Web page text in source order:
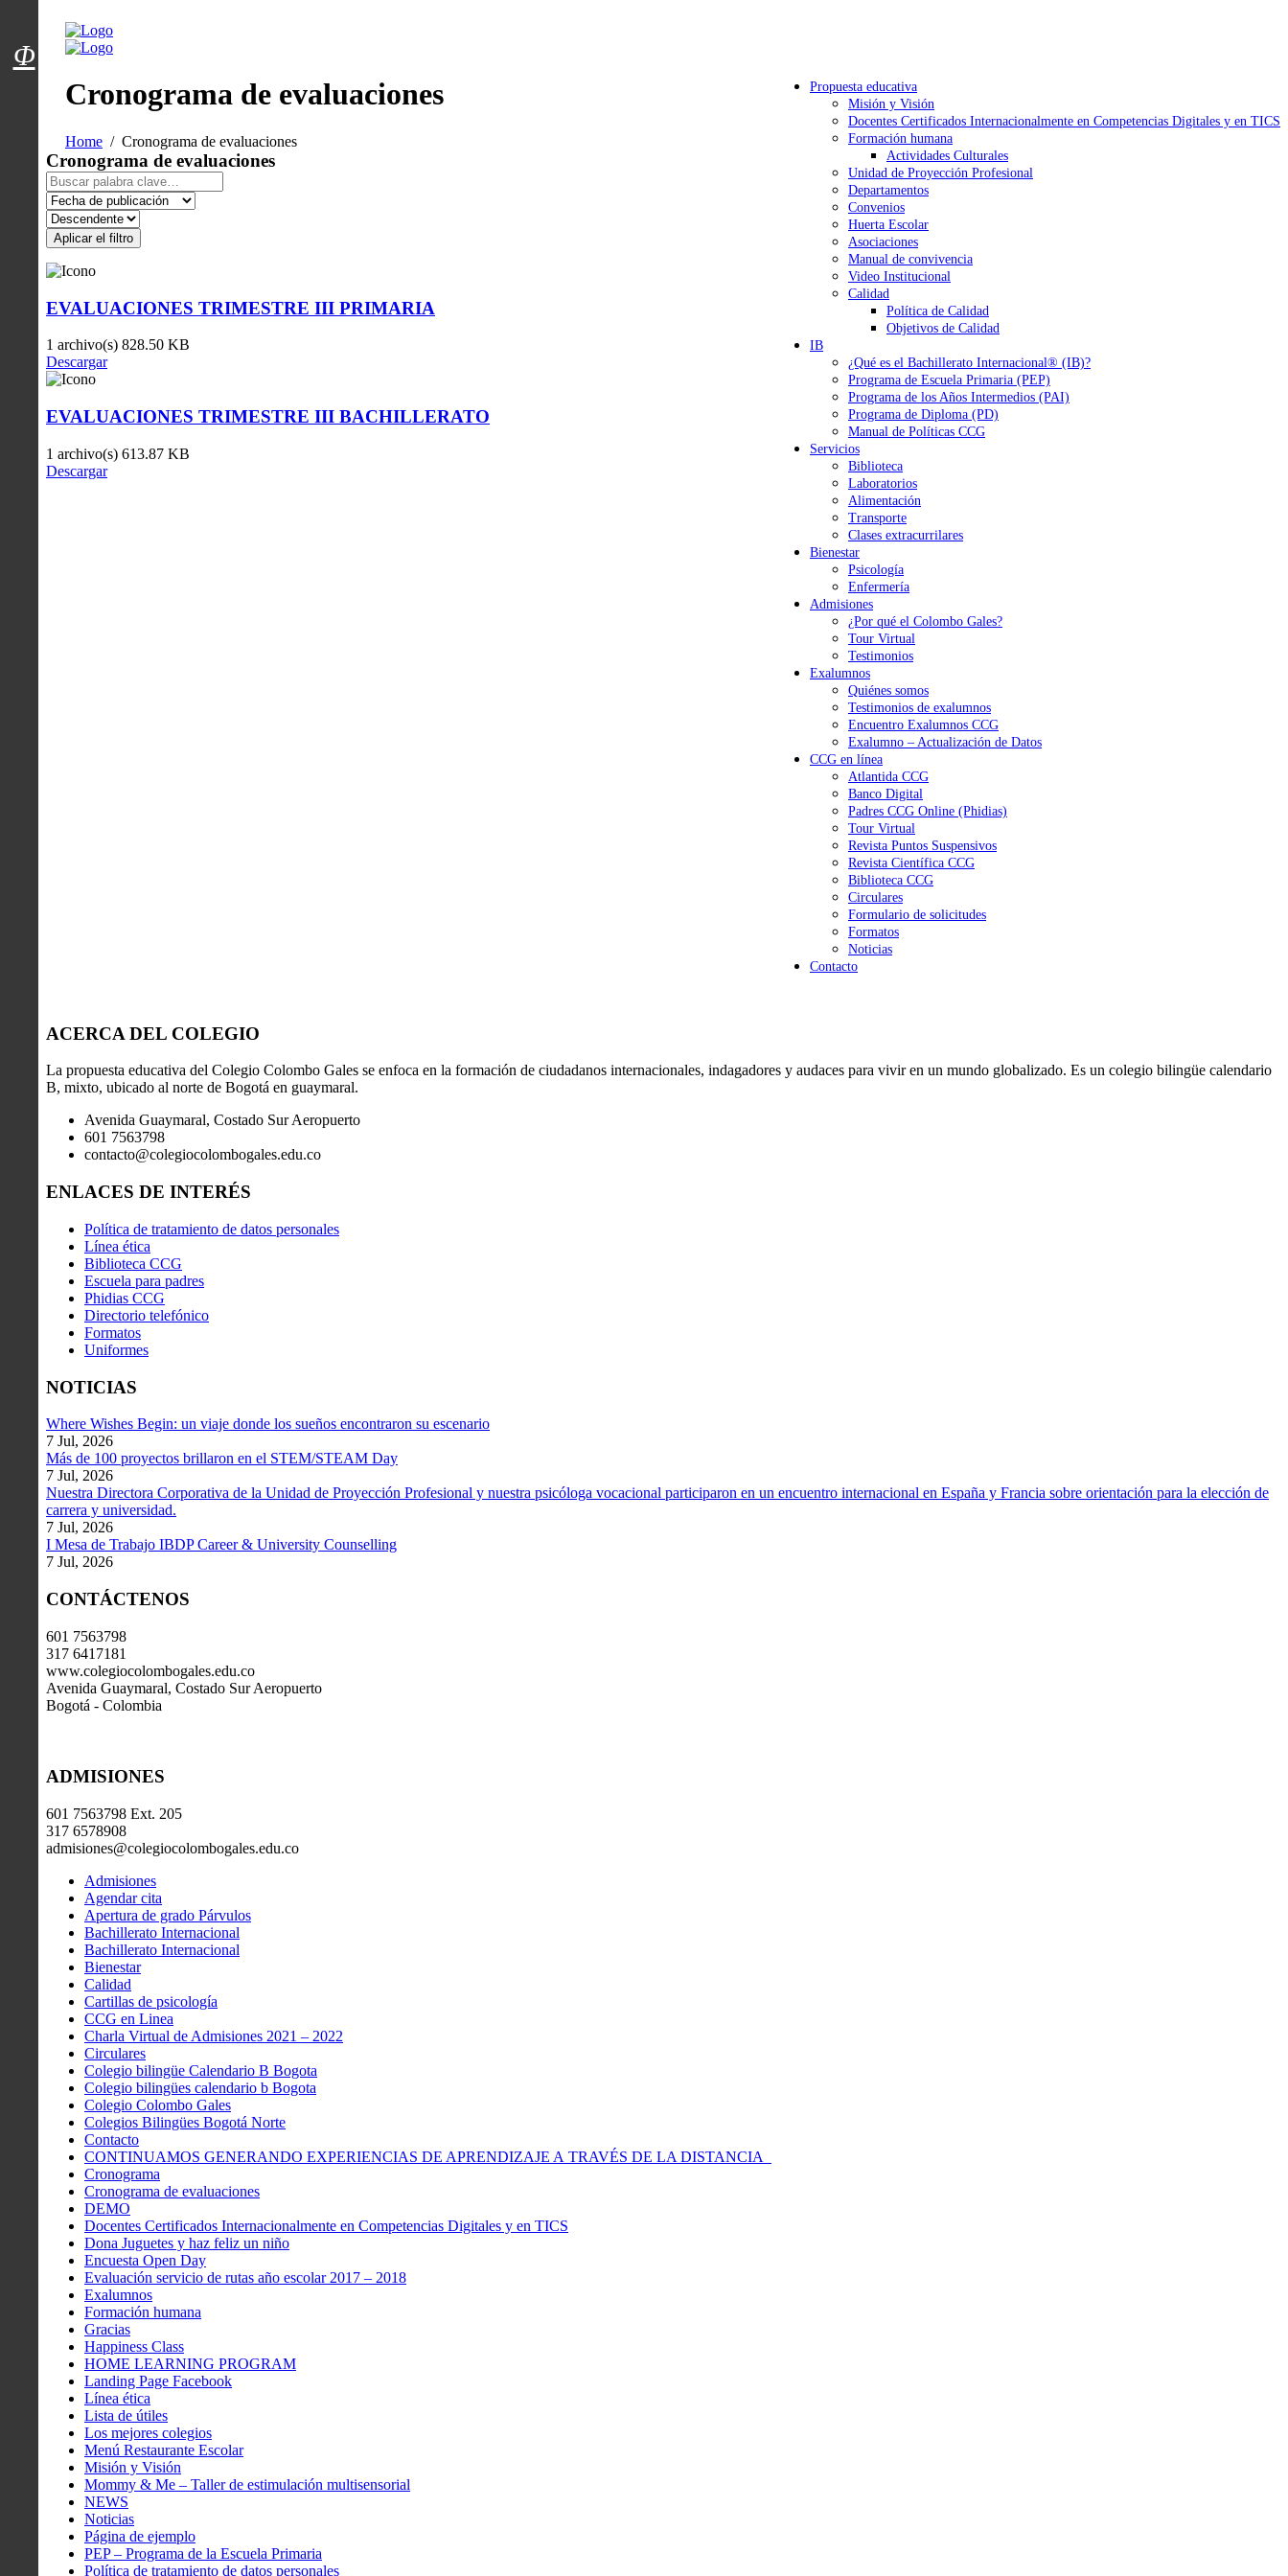
Menú usuarios
Propuesta educativa
Misión y Visión
Docentes Certificados Internacionalmente en Competencias Digitales y en TICS
Formación humana
Actividades Culturales
Unidad de Proyección Profesional
Departamentos
Convenios
Huerta Escolar
Asociaciones
Manual de convivencia
Video Institucional
Calidad
Política de Calidad
Objetivos de Calidad
IB
¿Qué es el Bachillerato Internacional® (IB)?
Programa de Escuela Primaria (PEP)
Programa de los Años Intermedios (PAI)
Programa de Diploma (PD)
Manual de Políticas CCG
Servicios
Biblioteca
Laboratorios
Alimentación
Transporte
Clases extracurrilares
Bienestar
Psicología
Enfermería
Admisiones
¿Por qué el Colombo Gales?
Tour Virtual
Testimonios
Exalumnos
Quiénes somos
Testimonios de exalumnos
Encuentro Exalumnos CCG
Exalumno – Actualización de Datos
CCG en línea
Atlantida CCG
Banco Digital
Padres CCG Online (Phidias)
Tour Virtual
Revista Puntos Suspensivos
Revista Científica CCG
Biblioteca CCG
Circulares
Formulario de solicitudes
Formatos
Noticias
Contacto
Cronograma de evaluaciones
Home Cronograma de evaluaciones
Cronograma de evaluaciones
Aplicar el filtro
EVALUACIONES TRIMESTRE III PRIMARIA
1 archivo(s) 828.50 KB
Descargar
EVALUACIONES TRIMESTRE III BACHILLERATO
1 archivo(s) 613.87 KB
Descargar
ACERCA DEL COLEGIO
La propuesta educativa del Colegio Colombo Gales se enfoca en la formación de ciudadanos internacionales, indagadores y audaces para vivir en un mundo globalizado. Es un colegio bilingüe calendario
B, mixto, ubicado al norte de Bogotá en guaymaral.
Avenida Guaymaral, Costado Sur Aeropuerto
601 7563798
contacto@colegiocolombogales.edu.co
ENLACES DE INTERÉS
Política de tratamiento de datos personales
Línea ética
Biblioteca CCG
Escuela para padres
Phidias CCG
Directorio telefónico
Formatos
Uniformes
NOTICIAS
Where Wishes Begin: un viaje donde los sueños encontraron su escenario
7 Jul, 2026
Más de 100 proyectos brillaron en el STEM/STEAM Day
7 Jul, 2026
Nuestra Directora Corporativa de la Unidad de Proyección Profesional y nuestra psicóloga vocacional participaron en un encuentro internacional en España y Francia sobre orientación para la elección de
carrera y universidad.
7 Jul, 2026
I Mesa de Trabajo IBDP Career & University Counselling
7 Jul, 2026
CONTÁCTENOS
601 7563798
317 6417181
www.colegiocolombogales.edu.co
Avenida Guaymaral, Costado Sur Aeropuerto
Bogotá - Colombia
ADMISIONES
601 7563798 Ext. 205
317 6578908
admisiones@colegiocolombogales.edu.co
Admisiones
Agendar cita
Apertura de grado Párvulos
Bachillerato Internacional
Bachillerato Internacional
Bienestar
Calidad
Cartillas de psicología
CCG en Linea
Charla Virtual de Admisiones 2021 – 2022
Circulares
Colegio bilingüe Calendario B Bogota
Colegio bilingües calendario b Bogota
Colegio Colombo Gales
Colegios Bilingües Bogotá Norte
Contacto
CONTINUAMOS GENERANDO EXPERIENCIAS DE APRENDIZAJE A TRAVÉS DE LA DISTANCIA
Cronograma
Cronograma de evaluaciones
DEMO
Docentes Certificados Internacionalmente en Competencias Digitales y en TICS
Dona Juguetes y haz feliz un niño
Encuesta Open Day
Evaluación servicio de rutas año escolar 2017 – 2018
Exalumnos
Formación humana
Gracias
Happiness Class
HOME LEARNING PROGRAM
Landing Page Facebook
Línea ética
Lista de útiles
Los mejores colegios
Menú Restaurante Escolar
Misión y Visión
Mommy & Me – Taller de estimulación multisensorial
NEWS
Noticias
Página de ejemplo
PEP – Programa de la Escuela Primaria
Política de tratamiento de datos personales
Φ